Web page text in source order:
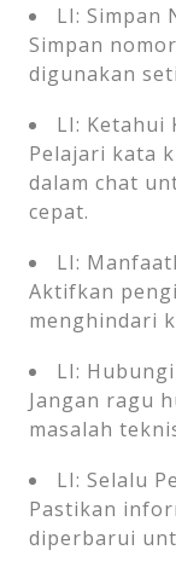
LI: Simpan
Simpan
digunakan
LI: Ketahui
Pelajari kata
dalam chat
cepat.
LI:
Aktifkan
menghindari
LI:
Jangan ragu
masalah
LI: Selalu
Pastikan
diperbarui